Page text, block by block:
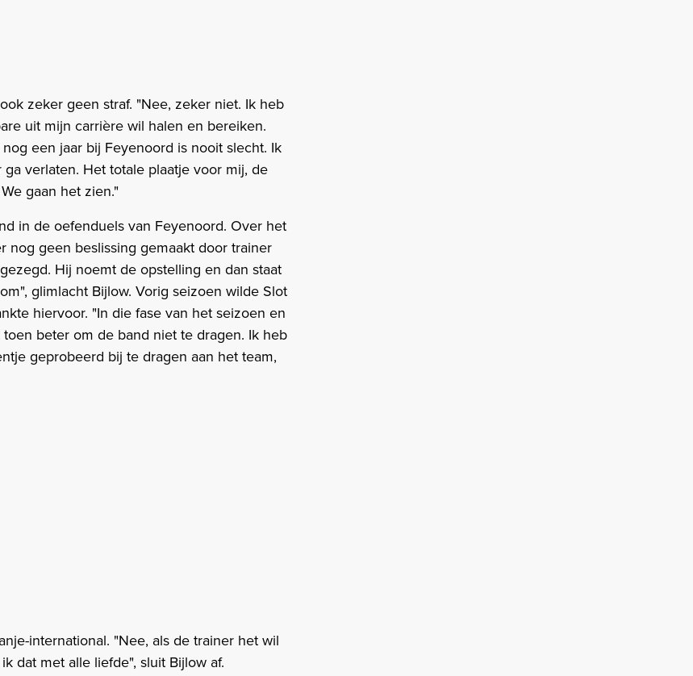
zeker geen straf. "Nee, zeker niet. Ik heb
uit mijn carrière wil halen en bereiken.
een jaar bij Feyenoord is nooit slecht. Ik
verlaten. Het totale plaatje voor mij, de
gaan het zien."
in de oefenduels van Feyenoord. Over het
nog geen beslissing gemaakt door trainer
Hij noemt de opstelling en dan staat
glimlacht Bijlow. Vorig seizoen wilde Slot
hiervoor. "In die fase van het seizoen en
beter om de band niet te dragen. Ik heb
geprobeerd bij te dragen aan het team,
international. "Nee, als de trainer het wil
dat met alle liefde", sluit Bijlow af.